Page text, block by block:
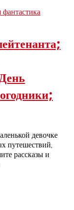
девочке
путешествий,
рассказы и